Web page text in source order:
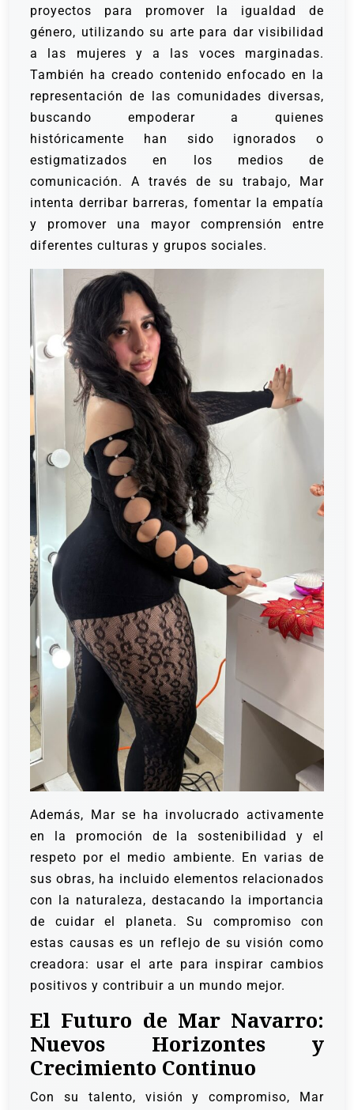
proyectos para promover la igualdad de
género, utilizando su arte para dar visibilidad
a las mujeres y a las voces marginadas.
También ha creado contenido enfocado en la
representación de las comunidades diversas,
buscando empoderar a quienes
históricamente han sido ignorados o
estigmatizados en los medios de
comunicación. A través de su trabajo, Mar
intenta derribar barreras, fomentar la empatía
y promover una mayor comprensión entre
diferentes culturas y grupos sociales.
Además, Mar se ha involucrado activamente
en la promoción de la sostenibilidad y el
respeto por el medio ambiente. En varias de
sus obras, ha incluido elementos relacionados
con la naturaleza, destacando la importancia
de cuidar el planeta. Su compromiso con
estas causas es un reflejo de su visión como
creadora: usar el arte para inspirar cambios
positivos y contribuir a un mundo mejor.
El Futuro de Mar Navarro:
Nuevos Horizontes y
Crecimiento Continuo
Con su talento, visión y compromiso, Mar